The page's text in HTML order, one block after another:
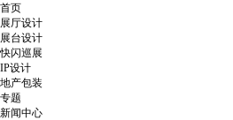
首页
展厅设计
展台设计
快闪巡展
IP设计
地产包装
专题
新闻中心